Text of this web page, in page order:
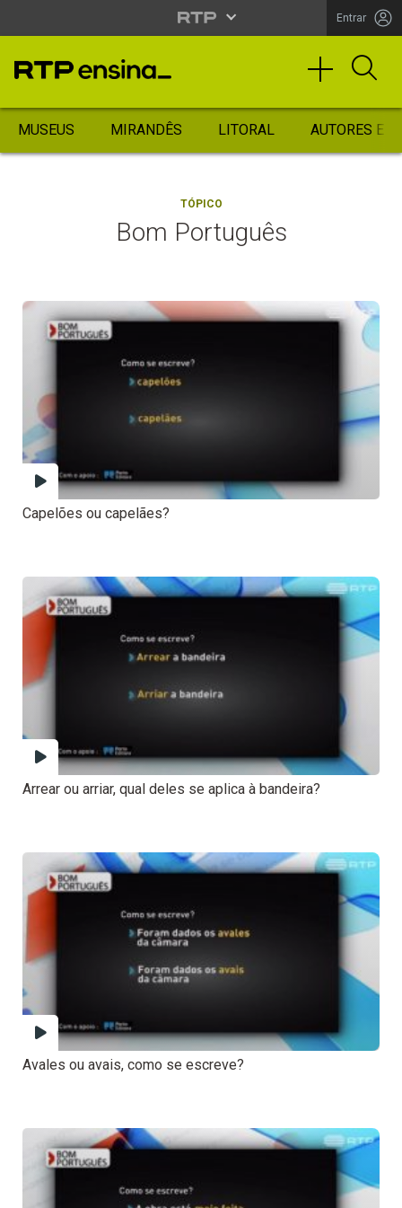
Entrar
MUSEUS MIRANDÊS LITORAL AUTORES
TÓPICO
Bom Português
Capelões ou capelães?
Arrear ou arriar, qual deles se aplica à bandeira?
Avales ou avais, como se escreve?